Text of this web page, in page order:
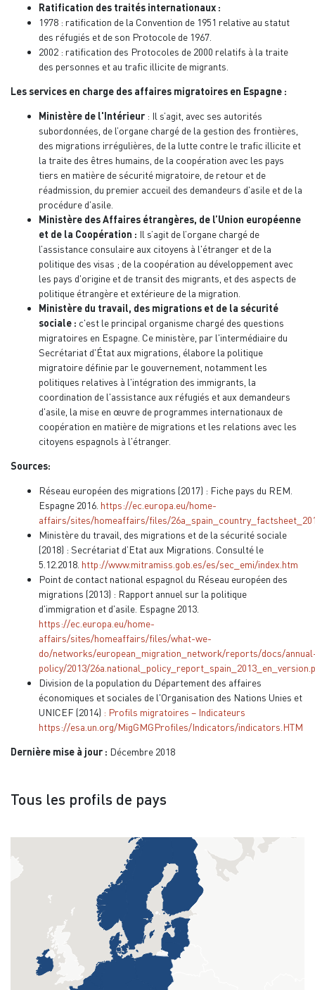
Ratification des traités internationaux :
1978 : ratification de la Convention de 1951 relative au statut
des réfugiés et de son Protocole de 1967.
2002 : ratification des Protocoles de 2000 relatifs à la traite
des personnes et au trafic illicite de migrants.
Les services en charge des affaires migratoires en Espagne :
Ministère de l'Intérieur : Il s’agit, avec ses autorités
subordonnées, de l’organe chargé de la gestion des frontières,
des migrations irrégulières, de la lutte contre le trafic illicite et
la traite des êtres humains, de la coopération avec les pays
tiers en matière de sécurité migratoire, de retour et de
réadmission, du premier accueil des demandeurs d'asile et de la
procédure d'asile.
Ministère des Affaires étrangères, de l’Union européenne
et de la Coopération : Il s’agit de l’organe chargé de
l’assistance consulaire aux citoyens à l'étranger et de la
politique des visas ; de la coopération au développement avec
les pays d'origine et de transit des migrants, et des aspects de
politique étrangère et extérieure de la migration.
Ministère du travail, des migrations et de la sécurité
sociale : c'est le principal organisme chargé des questions
migratoires en Espagne. Ce ministère, par l'intermédiaire du
Secrétariat d'État aux migrations, élabore la politique
migratoire définie par le gouvernement, notamment les
politiques relatives à l'intégration des immigrants, la
coordination de l'assistance aux réfugiés et aux demandeurs
d'asile, la mise en œuvre de programmes internationaux de
coopération en matière de migrations et les relations avec les
citoyens espagnols à l'étranger.
Sources:
Réseau européen des migrations (2017) : Fiche pays du REM.
Espagne 2016. https://ec.europa.eu/home-
affairs/sites/homeaffairs/files/
Ministère du travail, des migrations et de la sécurité sociale
(2018) : Secrétariat d’Etat aux Migrations. Consulté le
5.12.2018. http://www.mitramiss.gob.es/es/sec_emi/index.htm
Point de contact national espagnol du Réseau européen des
migrations (2013) : Rapport annuel sur la politique
d'immigration et d'asile. Espagne 2013.
https://ec.europa.eu/home-
affairs/sites/homeaffairs/files/what-we-
do/networks/european_migration_network/reports/docs/
policy/2013/
Division de la population du Département des affaires
économiques et sociales de l'Organisation des Nations Unies et
UNICEF (2014) : Profils migratoires – Indicateurs
https://esa.un.org/MigGMGProfiles/Indicators/indicators.HTM
Dernière mise à jour : Décembre 2018
Tous les profils de pays